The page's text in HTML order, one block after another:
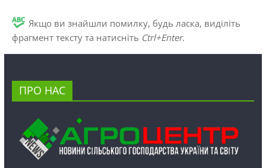
Якщо ви знайшли помилку, будь ласка, виділіть
фрагмент тексту та натисніть Ctrl+Enter.
ПРО НАС